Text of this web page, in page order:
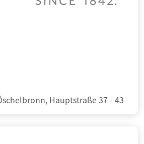
Hauptstraße 37 - 43